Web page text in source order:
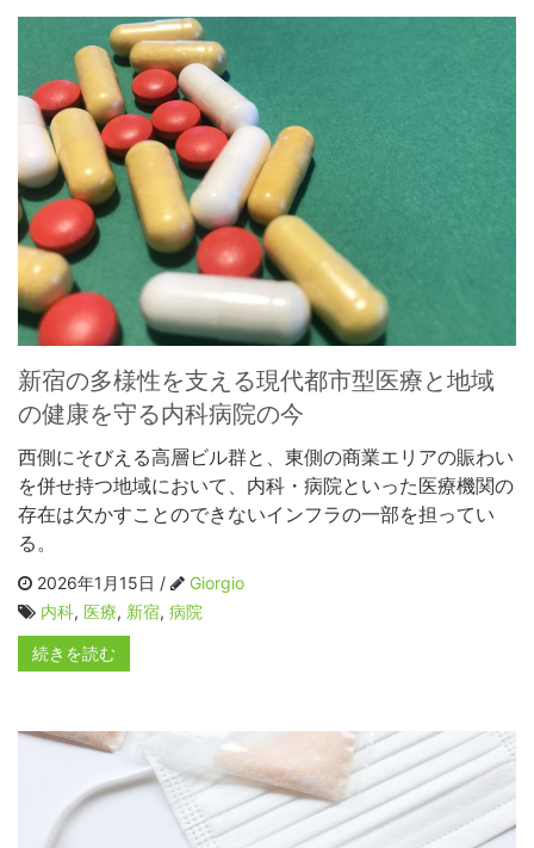
新宿の多様性を支える現代都市型医療と地域
の健康を守る内科病院の今
西側にそびえる高層ビル群と、東側の商業エリアの賑わい
を併せ持つ地域において、内科・病院といった医療機関の
存在は欠かすことのできないインフラの一部を担ってい
る。
2026年1月15日 /
Giorgio
内科, 医療, 新宿, 病院
続きを読む